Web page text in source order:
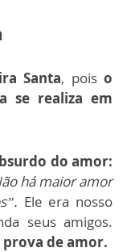
Santa, poiso
se realiza em
do amor:
há maior amor
Ele era nosso
seus amigos.
de amor.